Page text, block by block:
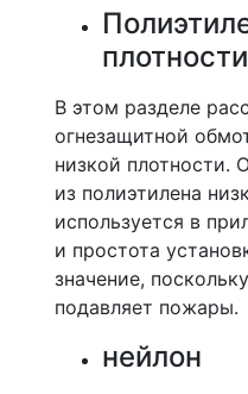
плотности
В этом разделе
огнезащитной
низкой плотности.
из полиэтилена
используется в
и простота
значение,
подавляет пожары.
нейлон